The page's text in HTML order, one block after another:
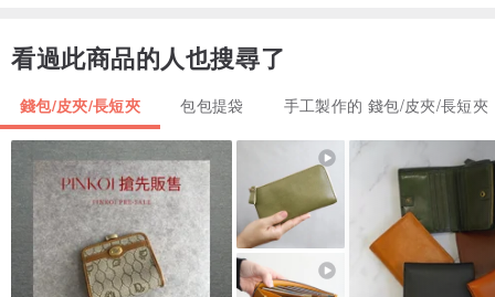
條等
➡️零錢袋兩旁各2個插袋(可收納票券,收據)+後幅6個卡片格
•紙盒包裝
☛小提醒:購買前請先用尺比對尺寸,想像的尺寸會和實際尺寸有落差
喔！
看過此商品的人也搜尋了
錢包/皮夾/長短夾 包包提袋 手工製作的 錢包/皮夾/長短夾